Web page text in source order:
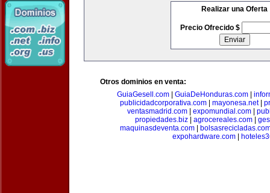
Realizar una Oferta
Precio Ofrecido $
Otros dominios en venta:
GuiaGesell.com| GuiaDeHonduras.com|
publicidadcorporativa.com
mayonesa.net|
ventasmadrid.com
expomundial.com
propiedades.biz| agrocereales.com|
maquinasdeventa.com
expohardware.com|